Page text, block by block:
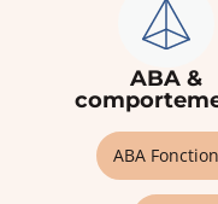
ABA &
ABA